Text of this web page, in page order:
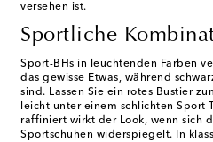
versehen ist.
Sportliche
Sport-BHs in leuchtenden Farben
das gewisse Etwas, während
sind. Lassen Sie ein rotes Bustier
leicht unter einem schlichten
raffiniert wirkt der Look, wenn sich
Sportschuhen widerspiegelt. In